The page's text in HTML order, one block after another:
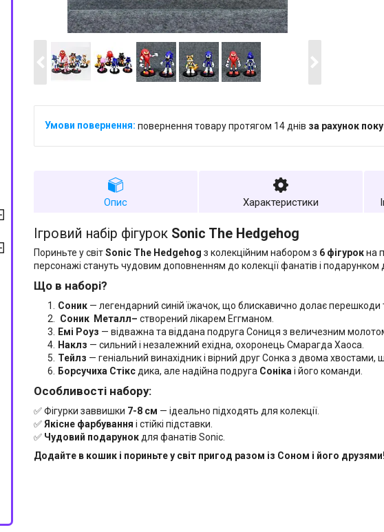
повернення товару протягом 14 днів за рахунок
Опис Характеристики
Ігровий набір фігурок Sonic The Hedgehog
Пориньте у світSonic The Hedgehog з колекційним набором з 6 фігурокна
персонажі стануть чудовим доповненням до колекції фанатів і подарунком
Що в наборі?
Соник — легендарний синій їжачок, що блискавично долає перешкоди
Соник Металл– створений лікарем Еггманом.
Емі Роуз — відважна та віддана подруга Сониця з величезним
Наклз — сильний і незалежний ехідна, охоронець Смарагда Хаоса.
Тейлз — геніальний винахідник і вірний друг Сонка з двома хвостами,
Борсучиха Стікс дика, але надійна подруга Соніка і його команди.
Особливості набору:
✅ Фігурки заввишки 7-8 см — ідеально підходять для колекції.
✅ Якісне фарбування і стійкі підставки.
✅ Чудовий подарунок для фанатів Sonic.
Додайте в кошик і пориньте у світ пригод разом із Соном і його